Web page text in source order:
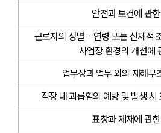
안전과 보건에 관
근로자의 성별ㆍ연령 또는 신체적
사업장 환경의 개선에
업무상과 업무 외의 재해부
직장 내 괴롭힘의 예방 및 발생
표창과 제재에 관